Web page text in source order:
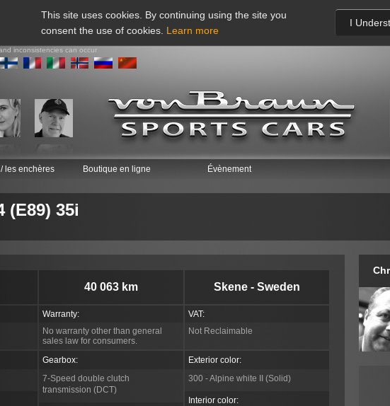
This site uses cookies. By continuing using the site you
consent the use of cookies. Learn more
I
inconsistencies can occur
les enchères Boutique en ligne Évènement
(E89) 35i
40 063 km Skene - Sweden
Warranty:
No warranty other than general
sales law for consumers.
VAT:
Not Reclaimable
Gearbox:
7-Speed double clutch
transmission (DCT)
Exterior color:
300 - Alpine white II (Solid)
Interior color: